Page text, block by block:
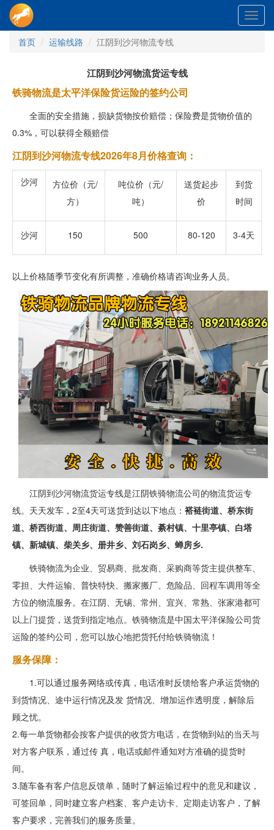
首页
运输线路 江阴到沙河物流专线
江阴到沙河物流货运专线
铁骑物流是太平洋保险货运险的签约公司
全面的安全措施，损缺货物按价赔偿；保险费是货物价值的
0.3%，可以获得全额赔偿
江阴到沙河物流专线2026年8月价格查询：
沙河
方位价（元/
方）
吨位价（元/
吨）
送货起步
价
到货
时间
沙河 150 500 80-120 3-4天
以上价格随季节变化有所调整，准确价格请咨询业务人员。
江阴到沙河物流货运专线是江阴铁骑物流公司的物流货运专
线。天天发车，2至4天可送货到达以下地点： 褡裢街道、桥东街
道、桥西街道、周庄街道、赞善街道、綦村镇、十里亭镇、白塔
镇、新城镇、柴关乡、册井乡、刘石岗乡、蝉房乡.
铁骑物流为企业、贸易商、批发商、采购商等货主提供整车、
零担、大件运输、普快特快、搬家搬厂、危险品、回程车调用等全
方位的物流服务。在江阴、无锡、常州、宜兴、常熟、张家港都可
以上门提货，送货到指定地点。铁骑物流是中国太平洋保险公司货
运险的签约公司，您可以放心地把货托付给铁骑物流！
服务保障：
1.可以通过服务网络或传真，电话准时反馈给客户承运货物的
到货情况、途中运行情况及发 货情况、增加运作透明度，解除后
顾之忧。
2.每一单货物都会按客户提供的收货方电话，在货物到站的当天与
对方客户联系，通过传 真，电话或邮件通知对方准确的提货时
间。
3.随车备有客户信息反馈单，随时了解运输过程中的意见和建议，
可签回单，同时建立客户档案、客户走访卡、定期走访客户，了解
客户要求，完善我们的服务质量。